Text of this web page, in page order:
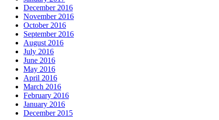
December 2016
November 2016
October 2016
September 2016
August 2016
July 2016
June 2016
May 2016
April 2016
March 2016
February 2016
January 2016
December 2015